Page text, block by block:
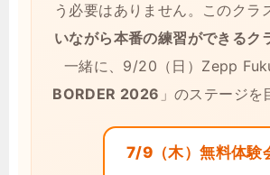
う必要はありません。このクラ
いながら本番の練習ができるク
一緒に、9/20（日）Zepp
BORDER 2026 」のステージを
7/9（木）無料体験